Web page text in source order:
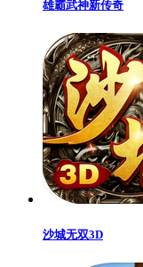
雄霸武神新传奇
沙城无双3D